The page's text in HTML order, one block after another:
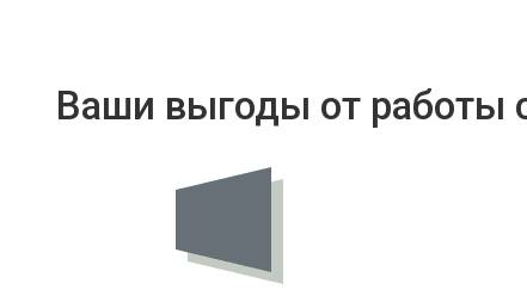
Ваши выгоды от работы